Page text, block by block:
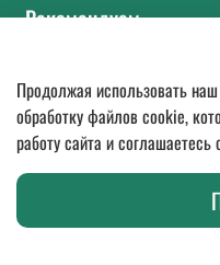
Рекомендуем
© 2018 2026.
Оптовые
и бытовой химии. Гарантия
Любое использование контента
запрещено.Представленная на
публичной офертой в значении
Продолжая использовать
обработку файлов cookie,
работу сайта и